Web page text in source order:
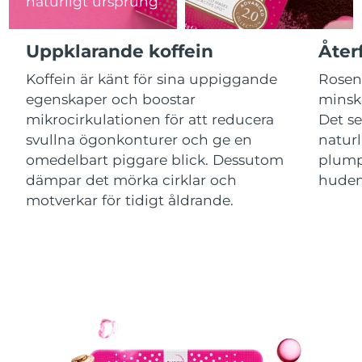
Uppklarande koffein
Koffein är känt för sina uppiggande
egenskaper och boostar
mikrocirkulationen för att reducera
svullna ögonkonturer och ge en
omedelbart piggare blick. Dessutom
dämpar det mörka cirklar och
motverkar för tidigt åldrande.
Det
13/8/26
Malaysia Förväntad leverans 14/8/26
Malta Förväntad leverans 11/8/26
Mexiko Förväntad leverans
Monaco Förväntad leverans 12/8/26
Förväntad leverans14/8/26